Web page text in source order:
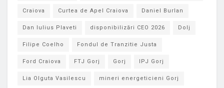
Craiova Curtea de Apel Craiova Daniel Burlan
Dan Iulius Plaveti disponibilizări CEO 2026 Dolj
Filipe Coelho Fondul de Tranzitie Justa
Ford Craiova FTJ Gorj Gorj IPJ Gorj
Lia Olguta Vasilescu mineri energeticieni Gorj